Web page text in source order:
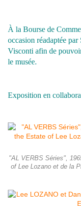
À la Bourse de
occasion réadaptée
Visconti afin de
le musée.
Exposition en
"AL VERBS Séries",
of Lee Lozano et de la